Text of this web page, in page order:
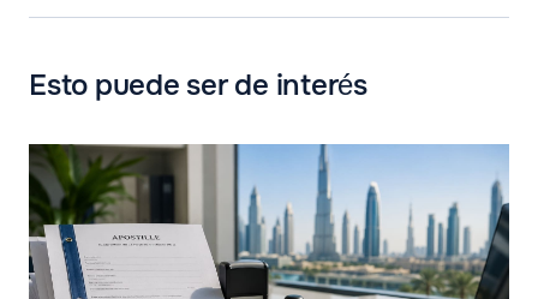
Esto puede ser de interés